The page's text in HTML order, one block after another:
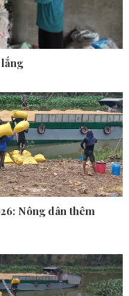
Nông dân thêm